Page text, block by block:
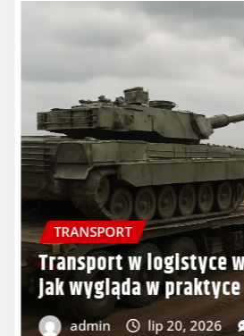
TRANSPORT
Transport w
– jak unikać
admin lip 18, 2026